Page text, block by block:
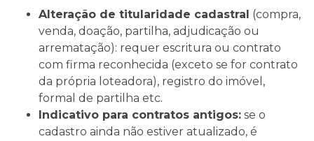
Alteração de titularidade cadastral (compra,
venda, doação, partilha, adjudicação ou
arrematação): requer escritura ou contrato
com firma reconhecida (exceto se for contrato
da própria loteadora), registro do imóvel,
formal de partilha etc.
Indicativo para contratos antigos: se o
cadastro ainda não estiver atualizado, é